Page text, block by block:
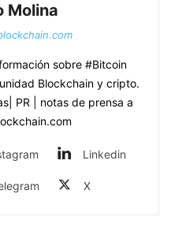
Molina
sobre #Bitcoin
Blockchain y cripto.
PR | notas de prensa a
Linkedin
X